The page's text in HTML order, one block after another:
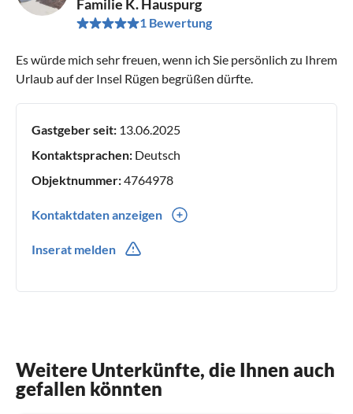
Familie K. Hauspurg
1 Bewertung
Es würde mich sehr freuen, wenn ich Sie persönlich zu Ihrem
Urlaub auf der Insel Rügen begrüßen dürfte.
Gastgeber seit: 13.06.2025
Kontaktsprachen: Deutsch
Objektnummer:4764978
Kontaktdaten anzeigen
Inserat melden
Weitere Unterkünfte, die Ihnen auch
gefallen könnten